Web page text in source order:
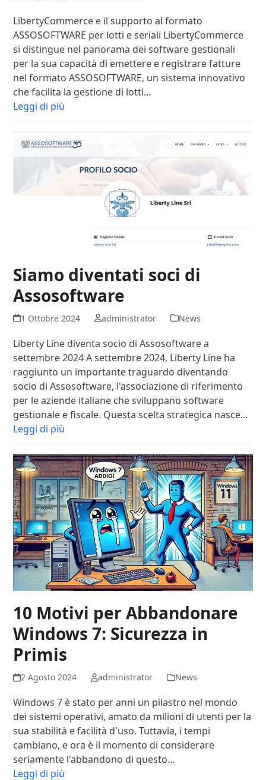
LibertyCommerce e il supporto al formato
ASSOSOFTWARE per lotti e seriali LibertyCommerce
si distingue nel panorama dei software gestionali
per la sua capacità di emettere e registrare fatture
nel formato ASSOSOFTWARE, un sistema innovativo
che facilita la gestione di lotti…
Leggi di più
Siamo diventati soci di
Assosoftware
1 Ottobre 2024 administrator News
Liberty Line diventa socio di Assosoftware a
settembre 2024 A settembre 2024, Liberty Line ha
raggiunto un importante traguardo diventando
socio di Assosoftware, l'associazione di riferimento
per le aziende italiane che sviluppano software
gestionale e fiscale. Questa scelta strategica nasce…
Leggi di più
10 Motivi per Abbandonare
Windows 7: Sicurezza in
Primis
2 Agosto 2024 administrator News
Windows 7 è stato per anni un pilastro nel mondo
dei sistemi operativi, amato da milioni di utenti per la
sua stabilità e facilità d'uso. Tuttavia, i tempi
cambiano, e ora è il momento di considerare
seriamente l'abbandono di questo…
Leggi di più